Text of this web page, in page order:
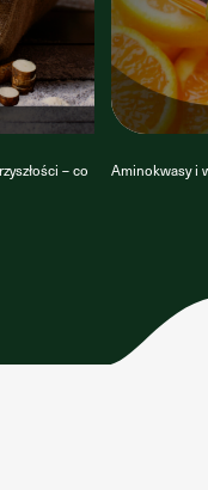
– co
Aminokwasy i